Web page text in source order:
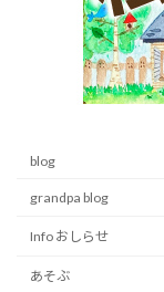
blog
grandpa blog
Info おしらせ
あそぶ